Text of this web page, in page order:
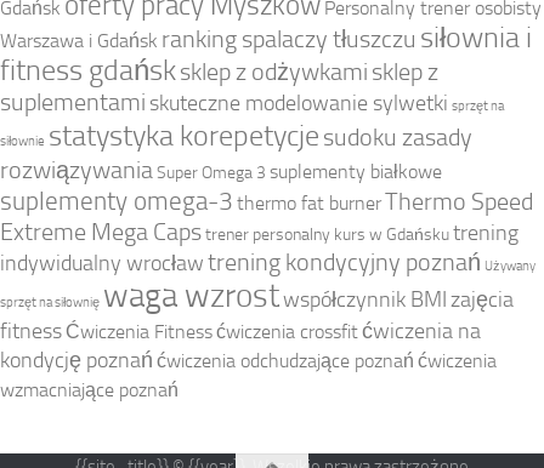
Gdańsk
Personalny trener osobisty
Warszawa i Gdańsk ranking spalaczy tłuszczu siłownia i
fitness gdańsksklep z odżywkami sklep z
suplementami skuteczne modelowanie sylwetki sprzęt na
siłownie statystyka korepetycje sudoku zasady
rozwiązywaniaSuper Omega 3 suplementy białkowe
suplementy omega-3 thermo fat burnerThermo Speed
Extreme Mega Capstrener personalny kurs w Gdańskutrening
indywidualny wrocławtrening kondycyjny poznań Używany
sprzęt na siłownię waga wzrostwspółczynnik BMI zajęcia
fitness Ćwiczenia Fitnessćwiczenia crossfitćwiczenia na
kondycję poznań ćwiczenia odchudzające poznań ćwiczenia
wzmacniające poznań